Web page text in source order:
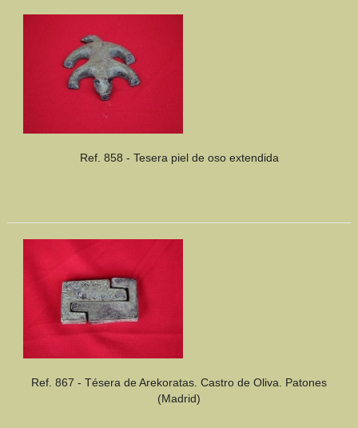
Ref. 858 - Tesera piel de oso extendida
Ref. 867 - Tésera de Arekoratas. Castro de Oliva. Patones
(Madrid)